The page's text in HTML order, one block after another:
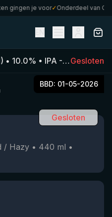
je voor✓Onderdeel van
• 10.0% • IPA - Triple New England / Hazy Gesloten
BBD: 01-05-2026
Gesloten
/ Hazy • 440 ml •